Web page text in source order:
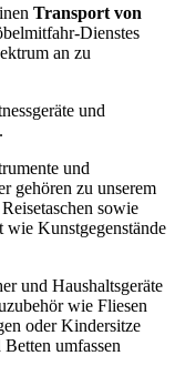
Transport von
Dienstes
an zu
und
und
gehören zu unserem
sowie
wie Kunstgegenstände
und Haushaltsgeräte
wie Fliesen
oder Kindersitze
umfassen